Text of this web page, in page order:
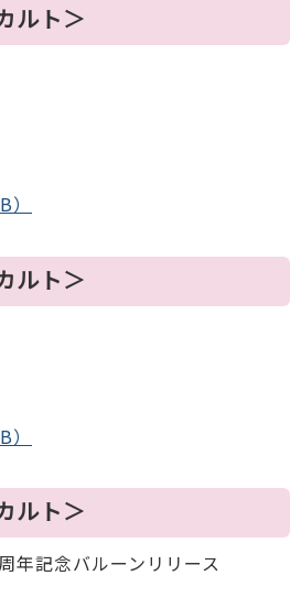
ルト＞
ルト＞
ルト＞
年記念バルーンリリース